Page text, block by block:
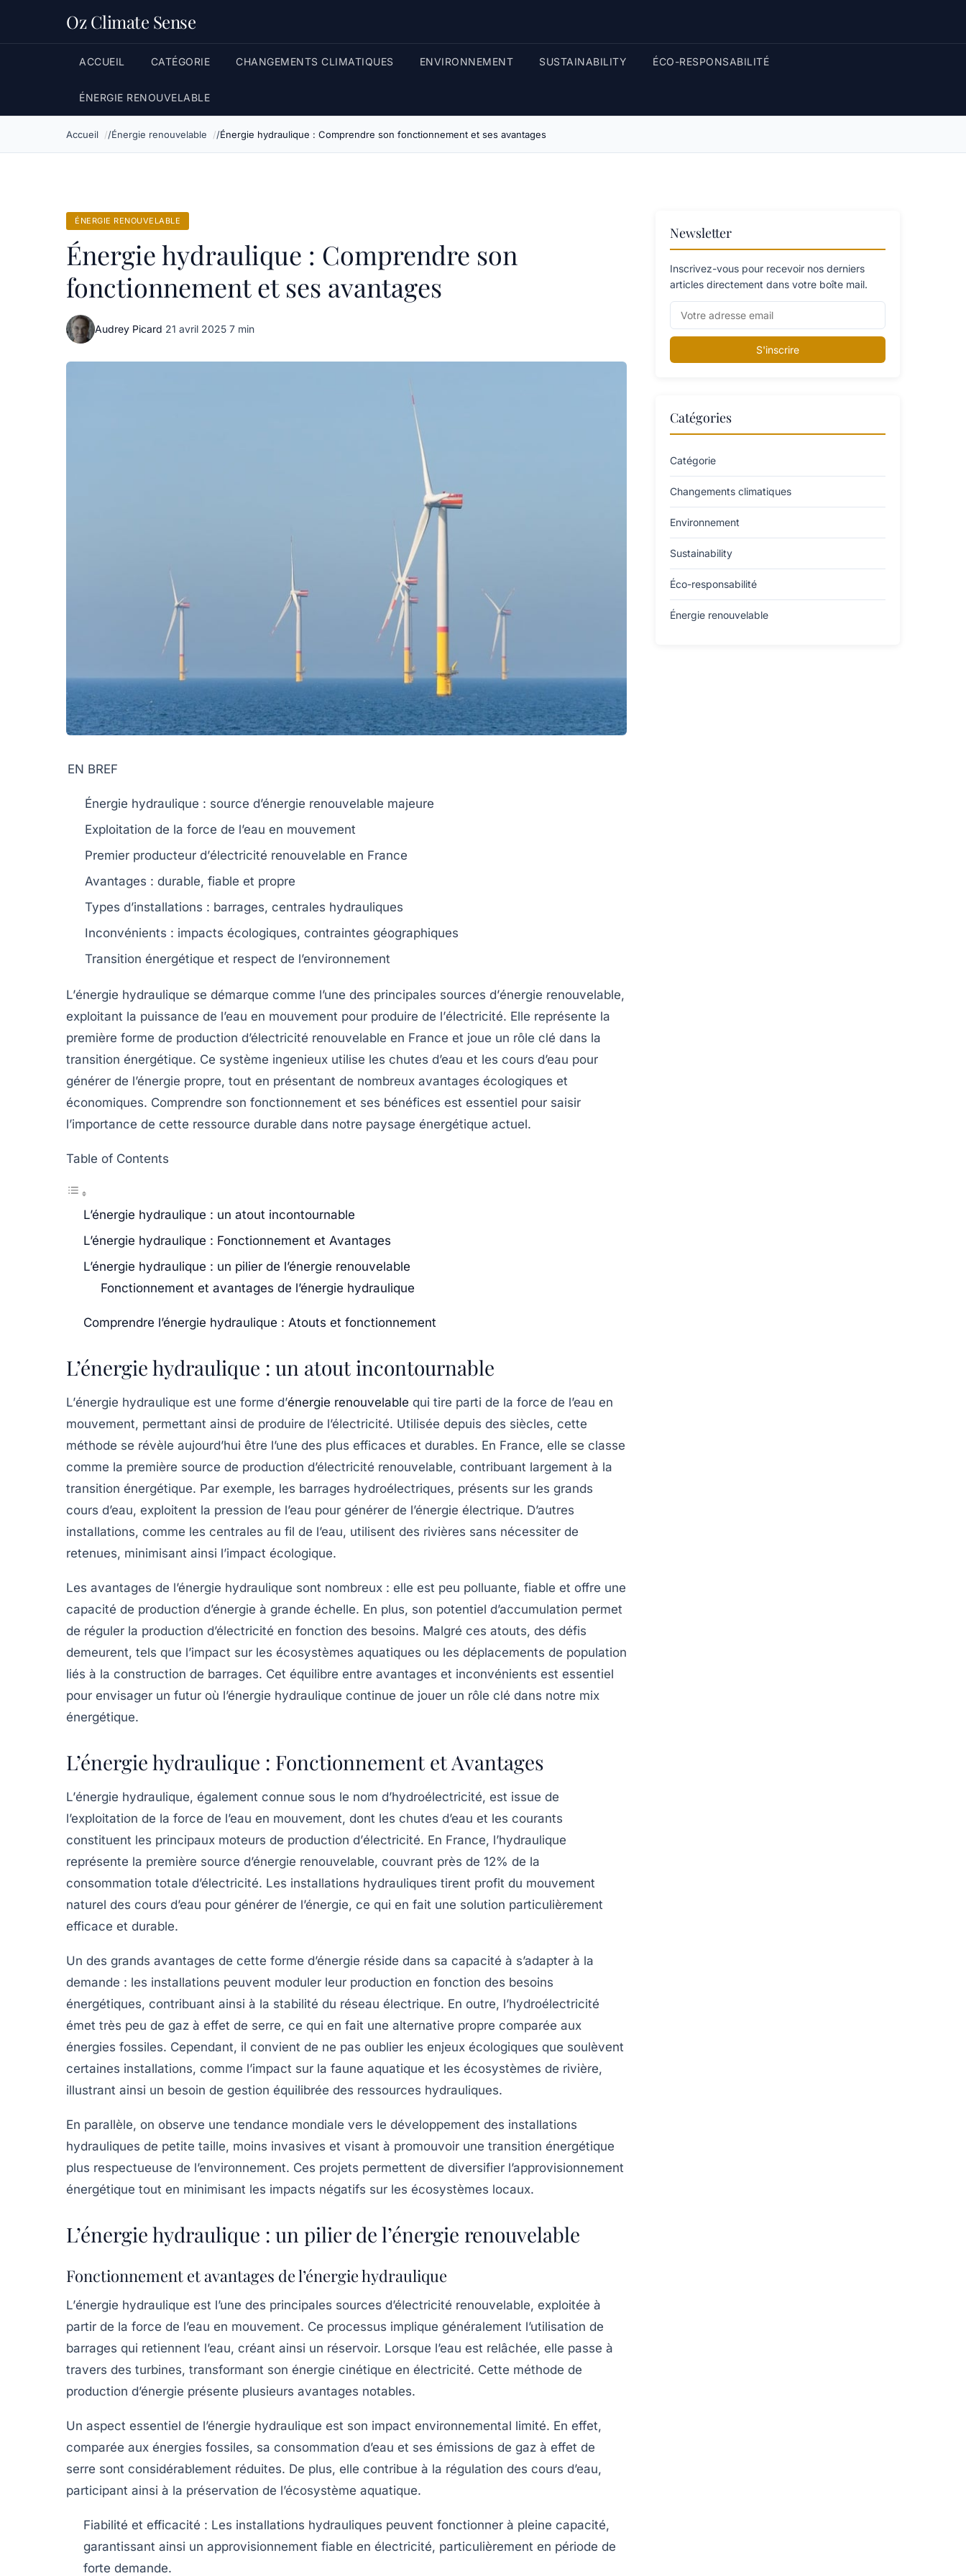
Oz Climate Sense
ACCUEIL CATÉGORIE CHANGEMENTS CLIMATIQUES ENVIRONNEMENT SUSTAINABILITY ÉCO-RESPONSABILITÉ
ÉNERGIE RENOUVELABLE
Accueil Énergie renouvelable Énergie hydraulique : Comprendre son fonctionnement et ses avantages
ÉNERGIE RENOUVELABLE
Énergie hydraulique : Comprendre son
fonctionnement et ses avantages
Audrey Picard·21 avril 2025·7 min
EN BREF
Énergie hydraulique : source d’énergie renouvelable majeure
Exploitation de la force de l’eau en mouvement
Premier producteur d’électricité renouvelable en France
Avantages : durable, fiable et propre
Types d’installations : barrages, centrales hydrauliques
Inconvénients : impacts écologiques, contraintes géographiques
Transition énergétique et respect de l’environnement
L’énergie hydraulique se démarque comme l’une des principales sources d’énergie renouvelable,
exploitant la puissance de l’eau en mouvement pour produire de l’électricité. Elle représente la
première forme de production d’électricité renouvelable en France et joue un rôle clé dans la
transition énergétique. Ce système ingenieux utilise les chutes d’eau et les cours d’eau pour
générer de l’énergie propre, tout en présentant de nombreux avantages écologiques et
économiques. Comprendre son fonctionnement et ses bénéfices est essentiel pour saisir
l’importance de cette ressource durable dans notre paysage énergétique actuel.
Table of Contents
L’énergie hydraulique : un atout incontournable
L’énergie hydraulique : Fonctionnement et Avantages
L’énergie hydraulique : un pilier de l’énergie renouvelable
Fonctionnement et avantages de l’énergie hydraulique
Comprendre l’énergie hydraulique : Atouts et fonctionnement
L’énergie hydraulique : un atout incontournable
L’énergie hydraulique est une forme d’énergie renouvelable qui tire parti de la force de l’eau en
mouvement, permettant ainsi de produire de l’électricité. Utilisée depuis des siècles, cette
méthode se révèle aujourd’hui être l’une des plus efficaces et durables. En France, elle se classe
comme la première source de production d’électricité renouvelable, contribuant largement à la
transition énergétique. Par exemple, les barrages hydroélectriques, présents sur les grands
cours d’eau, exploitent la pression de l’eau pour générer de l’énergie électrique. D’autres
installations, comme les centrales au fil de l’eau, utilisent des rivières sans nécessiter de
retenues, minimisant ainsi l’impact écologique.
Les avantages de l’énergie hydraulique sont nombreux : elle est peu polluante, fiable et offre une
capacité de production d’énergie à grande échelle. En plus, son potentiel d’accumulation permet
de réguler la production d’électricité en fonction des besoins. Malgré ces atouts, des défis
demeurent, tels que l’impact sur les écosystèmes aquatiques ou les déplacements de population
liés à la construction de barrages. Cet équilibre entre avantages et inconvénients est essentiel
pour envisager un futur où l’énergie hydraulique continue de jouer un rôle clé dans notre mix
énergétique.
L’énergie hydraulique : Fonctionnement et Avantages
L’énergie hydraulique, également connue sous le nom d’hydroélectricité, est issue de
l’exploitation de la force de l’eau en mouvement, dont les chutes d’eau et les courants
constituent les principaux moteurs de production d’électricité. En France, l’hydraulique
représente la première source d’énergie renouvelable, couvrant près de 12% de la
consommation totale d’électricité. Les installations hydrauliques tirent profit du mouvement
naturel des cours d’eau pour générer de l’énergie, ce qui en fait une solution particulièrement
efficace et durable.
Un des grands avantages de cette forme d’énergie réside dans sa capacité à s’adapter à la
demande : les installations peuvent moduler leur production en fonction des besoins
énergétiques, contribuant ainsi à la stabilité du réseau électrique. En outre, l’hydroélectricité
émet très peu de gaz à effet de serre, ce qui en fait une alternative propre comparée aux
énergies fossiles. Cependant, il convient de ne pas oublier les enjeux écologiques que soulèvent
certaines installations, comme l’impact sur la faune aquatique et les écosystèmes de rivière,
illustrant ainsi un besoin de gestion équilibrée des ressources hydrauliques.
En parallèle, on observe une tendance mondiale vers le développement des installations
hydrauliques de petite taille, moins invasives et visant à promouvoir une transition énergétique
plus respectueuse de l’environnement. Ces projets permettent de diversifier l’approvisionnement
énergétique tout en minimisant les impacts négatifs sur les écosystèmes locaux.
L’énergie hydraulique : un pilier de l’énergie renouvelable
Fonctionnement et avantages de l’énergie hydraulique
L’énergie hydraulique est l’une des principales sources d’électricité renouvelable, exploitée à
partir de la force de l’eau en mouvement. Ce processus implique généralement l’utilisation de
barrages qui retiennent l’eau, créant ainsi un réservoir. Lorsque l’eau est relâchée, elle passe à
travers des turbines, transformant son énergie cinétique en électricité. Cette méthode de
production d’énergie présente plusieurs avantages notables.
Un aspect essentiel de l’énergie hydraulique est son impact environnemental limité. En effet,
comparée aux énergies fossiles, sa consommation d’eau et ses émissions de gaz à effet de
serre sont considérablement réduites. De plus, elle contribue à la régulation des cours d’eau,
participant ainsi à la préservation de l’écosystème aquatique.
Fiabilité et efficacité : Les installations hydrauliques peuvent fonctionner à pleine capacité,
garantissant ainsi un approvisionnement fiable en électricité, particulièrement en période de
forte demande.
Newsletter
Inscrivez-vous pour recevoir nos derniers
articles directement dans votre boîte mail.
S'inscrire
Catégories
Catégorie
Changements climatiques
Environnement
Sustainability
Éco-responsabilité
Énergie renouvelable